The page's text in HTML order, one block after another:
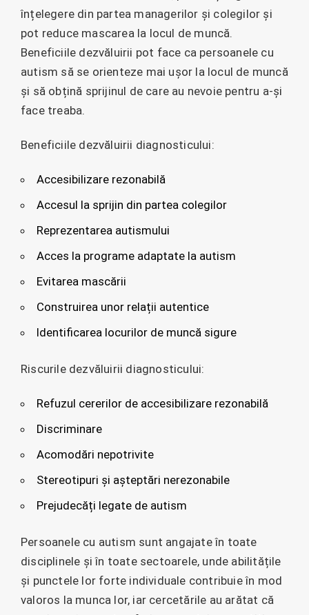
înțelegere din partea managerilor și colegilor și
pot reduce mascarea la locul de muncă.
Beneficiile dezvăluirii pot face ca persoanele cu
autism să se orienteze mai ușor la locul de muncă
și să obțină sprijinul de care au nevoie pentru a-și
face treaba.
Beneficiile dezvăluirii diagnosticului:
Accesibilizare rezonabilă
Accesul la sprijin din partea colegilor
Reprezentarea autismului
Acces la programe adaptate la autism
Evitarea mascării
Construirea unor relații autentice
Identificarea locurilor de muncă sigure
Riscurile dezvăluirii diagnosticului:
Refuzul cererilor de accesibilizare rezonabilă
Discriminare
Acomodări nepotrivite
Stereotipuri și așteptări nerezonabile
Prejudecăți legate de autism
Persoanele cu autism sunt angajate în toate
disciplinele și în toate sectoarele, unde abilitățile
și punctele lor forte individuale contribuie în mod
valoros la munca lor, iar cercetările au arătat că